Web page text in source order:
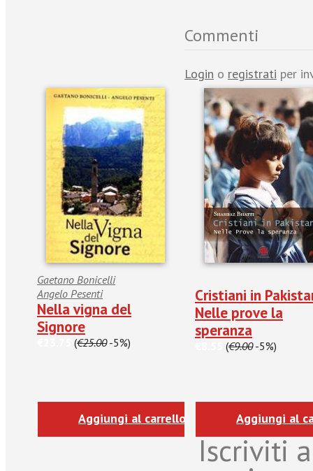
Commenti
Login o registrati per
Gaetano Bonicelli
Angelo Pesenti
Nella vigna del
Signore
(€25.00-5%)
Aggiungi al carrello
Cristiani in
Nelle prove la
speranza
(€9.00-5%)
Aggiungi al
Iscriviti